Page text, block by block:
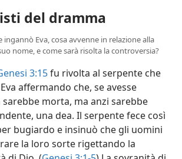
del dramma
ingannò Eva, cosa avvenne in relazione alla
nome, e come sarà risolta la controversia?
3:15fu rivolta al serpente che
affermando che, se avesse
morta, ma anzi sarebbe
una dea. Il serpente fece così
bugiardo e insinuò che gli uomini
la loro sorte rigettando la